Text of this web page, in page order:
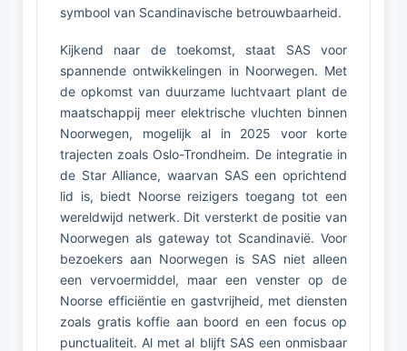
symbool van Scandinavische betrouwbaarheid.
Kijkend naar de toekomst, staat SAS voor
spannende ontwikkelingen in Noorwegen. Met
de opkomst van duurzame luchtvaart plant de
maatschappij meer elektrische vluchten binnen
Noorwegen, mogelijk al in 2025 voor korte
trajecten zoals Oslo-Trondheim. De integratie in
de Star Alliance, waarvan SAS een oprichtend
lid is, biedt Noorse reizigers toegang tot een
wereldwijd netwerk. Dit versterkt de positie van
Noorwegen als gateway tot Scandinavië. Voor
bezoekers aan Noorwegen is SAS niet alleen
een vervoermiddel, maar een venster op de
Noorse efficiëntie en gastvrijheid, met diensten
zoals gratis koffie aan boord en een focus op
punctualiteit. Al met al blijft SAS een onmisbaar